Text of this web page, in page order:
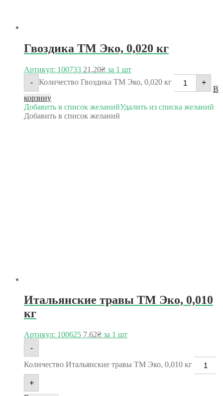
Гвоздика ТМ Эко, 0,020 кг
Артикул: 100733 21.20₴ за 1 шт
-
Количество Гвоздика ТМ Эко, 0,020 кг +
В
корзину
Добавить в список желанийУдалить из списка желаний
Добавить в список желаний
Итальянские травы ТМ Эко, 0,010
кг
Артикул: 100625 7.62₴ за 1 шт
-
Количество Итальянские травы ТМ Эко, 0,010 кг
+